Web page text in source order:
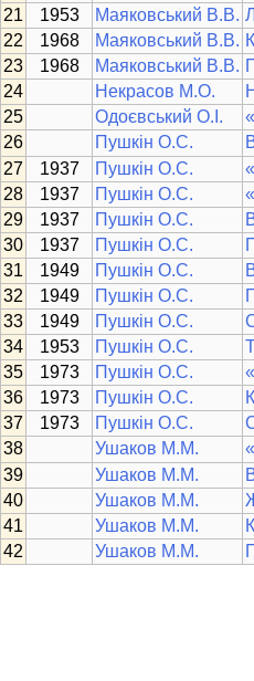
1953
Маяковський В.В.
1968
Маяковський В.В.
1968
Маяковський В.В.
Некрасов М.О.
Одоєвський О.І.
Пушкін О.С.
1937
Пушкін О.С.
1937
Пушкін О.С.
1937
Пушкін О.С.
1937
Пушкін О.С.
1949
Пушкін О.С.
1949
Пушкін О.С.
1949
Пушкін О.С.
1953
Пушкін О.С.
1973
Пушкін О.С.
1973
Пушкін О.С.
1973
Пушкін О.С.
Ушаков М.М.
Ушаков М.М.
Ушаков М.М.
Ушаков М.М.
Ушаков М.М.